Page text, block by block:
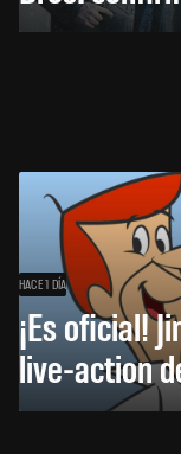
HACE 1 DÍA
¡Es oficial!
live-action